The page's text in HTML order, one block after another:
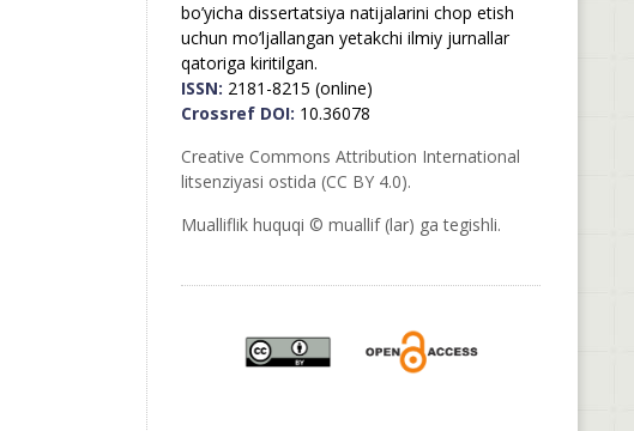
bo’yicha dissertatsiya natijalarini chop etish
uchun mo’ljallangan yetakchi ilmiy jurnallar
qatoriga kiritilgan.
ISSN: 2181-8215 (online)
Crossref DOI: 10.36078
Creative Commons Attribution International
litsenziyasi ostida (CC BY 4.0).
Mualliflik huquqi © muallif (lar) ga tegishli.